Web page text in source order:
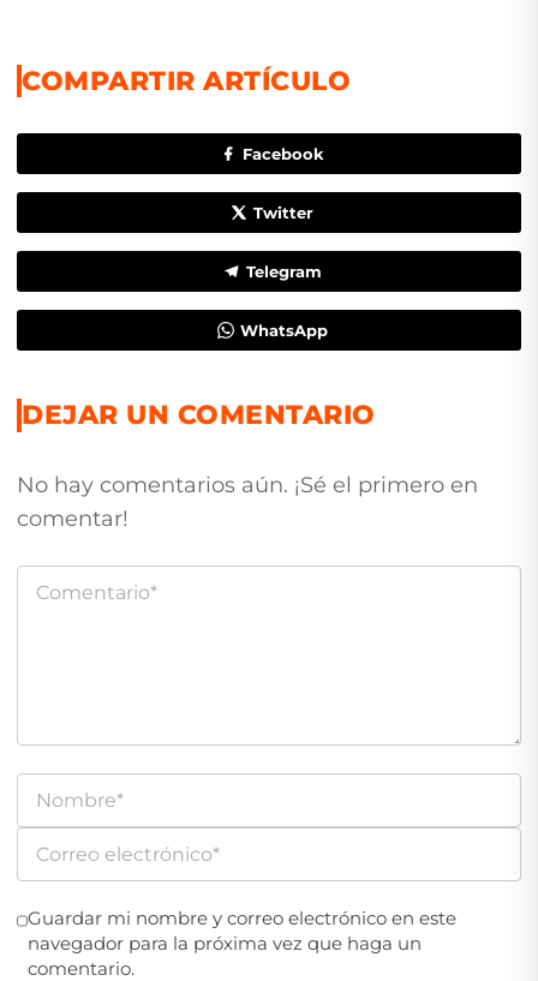
COMPARTIR ARTÍCULO
Facebook
Twitter
Telegram
WhatsApp
DEJAR UN COMENTARIO
No hay comentarios aún. ¡Sé el primero en
comentar!
Guardar mi nombre y correo electrónico en este
navegador para la próxima vez que haga un
comentario.